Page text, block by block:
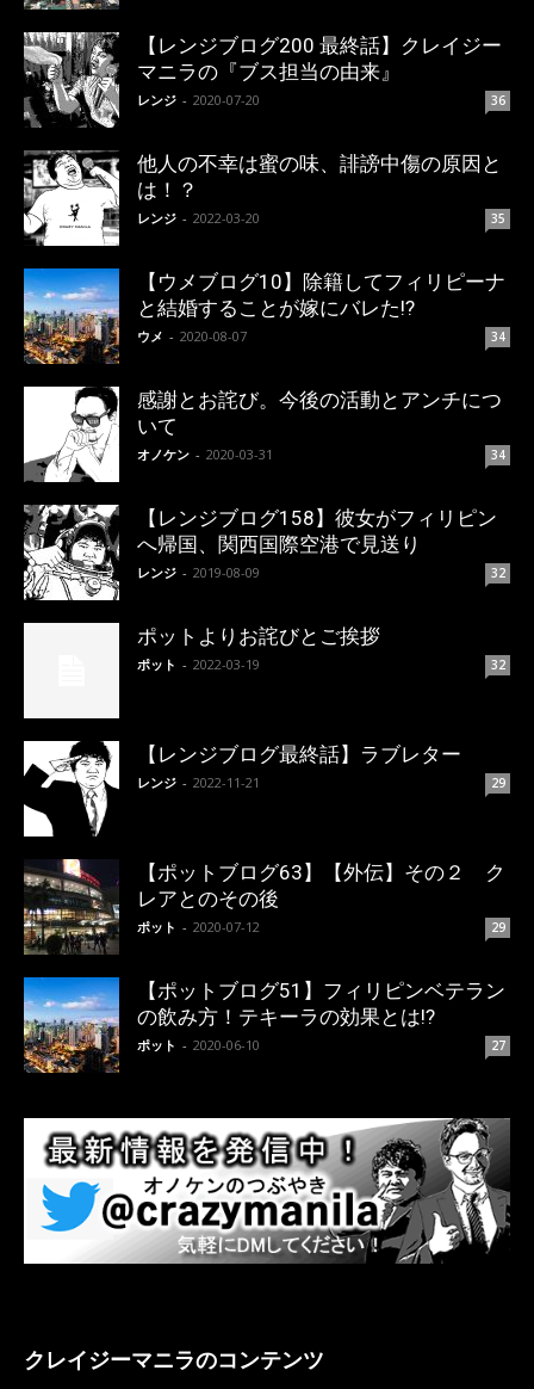
【レンジブログ200 最終話】クレイジー
マニラの『ブス担当の由来』
レンジ - 2020-07-20 36
他人の不幸は蜜の味、誹謗中傷の原因と
は！？
レンジ - 2022-03-20 35
【ウメブログ10】除籍してフィリピーナ
と結婚することが嫁にバレた!?
ウメ - 2020-08-07 34
感謝とお詫び。今後の活動とアンチにつ
いて
オノケン - 2020-03-31 34
【レンジブログ158】彼女がフィリピン
へ帰国、関西国際空港で見送り
レンジ - 2019-08-09 32
ポットよりお詫びとご挨拶
ポット - 2022-03-19 32
【レンジブログ最終話】ラブレター
レンジ - 2022-11-21 29
【ポットブログ63】【外伝】その２ ク
レアとのその後
ポット - 2020-07-12 29
【ポットブログ51】フィリピンベテラン
の飲み方！テキーラの効果とは!?
ポット - 2020-06-10 27
クレイジーマニラのコンテンツ